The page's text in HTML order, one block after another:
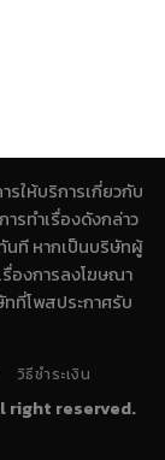
รให้บริการเกี่ยวกับ
รทำเรื่องดังกล่าว
ที หากเป็นบริษัทผู้
องการลงโฆษณา
ที่โพสประกาศรับ
วิธีชำระเงิน
right reserved.